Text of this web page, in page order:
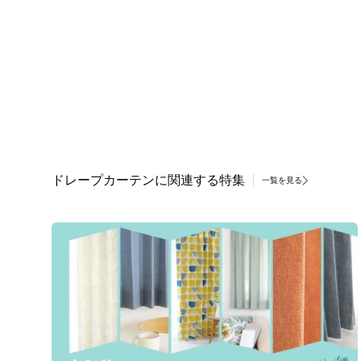
ドレープカーテンに関連する特集 一覧を見る